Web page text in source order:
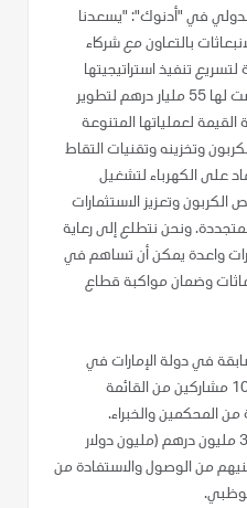
في "أدنوك": "يسعدنا
بالتعاون مع شركاء
تنفيذ استراتيجيتها
للنمو منخفض الكربون التي خصصت لها 55 مليار درهم لتطوير
لعملياتها المتنوعة
الكربون وتخزينه وتقنيات التقاط
على الكهرباء لتشغيل
الكربون وتعزيز الاستثمارات
ونحن نتطلع إلى رعاية
واعدة يمكن أن تساهم في
وضمان مواكبة قطاع
في دولة الإمارات في
ديسمبر 2023، حيث سيتم دعوة 10 مشاركين من القائمة
المحكمين والخبراء.
وسيحصل الفائزون على مبلغ 3.67 مليون درهم (مليون دولار
من الوصول والاستفادة من